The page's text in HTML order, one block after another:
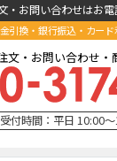
・お問い合わせはお
引換・銀行振込・カー
文・お問い合わせ・
受付時間：平日 10:00